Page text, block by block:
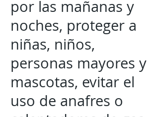
por las mañanas y
noches, proteger a
niñas, niños,
personas mayores y
mascotas, evitar el
uso de anafres o